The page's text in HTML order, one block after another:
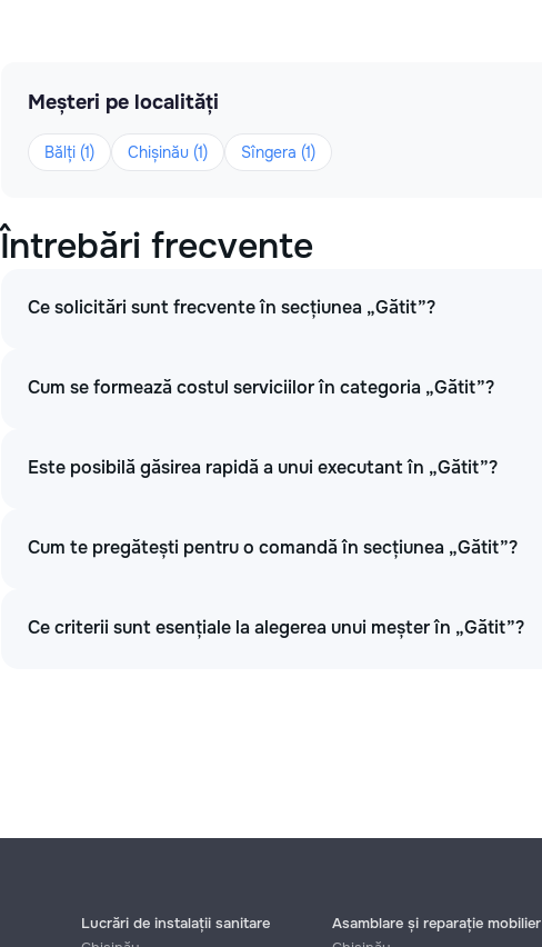
Meșteri pe localități
Bălți (1) Chișinău (1) Sîngera (1)
Întrebări frecvente
Ce solicitări sunt frecvente în secțiunea „Gătit”?
Cum se formează costul serviciilor în categoria „Gătit”?
Este posibilă găsirea rapidă a unui executant în „Gătit”?
Cum te pregătești pentru o comandă în secțiunea „Gătit”?
Ce criterii sunt esențiale la alegerea unui meșter în „Gătit”?
Lucrări de instalații sanitare
Asamblare și reparație mobilier